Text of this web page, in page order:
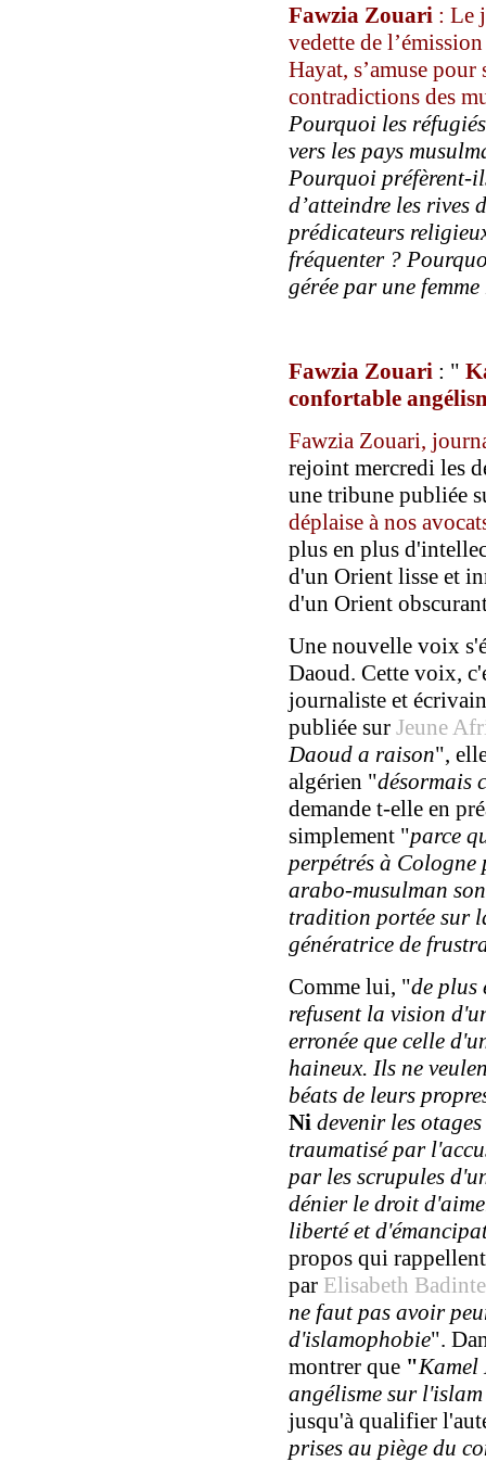
Fawzia Zouari : Le
vedette de
Hayat, s’amuse
contradictions des
Pourquoi les
vers les pays
Pourquoi préfèrent-
d’atteindre les rives
prédicateurs
fréquenter ?
gérée par une
Fawzia Zouari : "
confortable
Fawzia Zouari,
rejoint mercredi les
une tribune publiée
déplaise à nos
plus en plus
d'un Orient lisse et
d'un Orient
Une nouvelle voix
Daoud. Cette voix,
journaliste et
publiée sur Jeune
Daoud a raison",
algérien "désormais
demande t-elle en
simplement "parce
perpétrés à Cologne
arabo-musulman
tradition portée sur
génératrice de
Comme lui, "de plus
refusent la vision
erronée que celle
haineux. Ils ne
béats de leurs
Ni devenir les
traumatisé par
par les scrupules
dénier le droit
liberté et
propos qui
par Elisabeth
ne faut pas avoir
d'islamophobie".
montrer que "Kamel
angélisme sur
jusqu'à qualifier
prises au piège du